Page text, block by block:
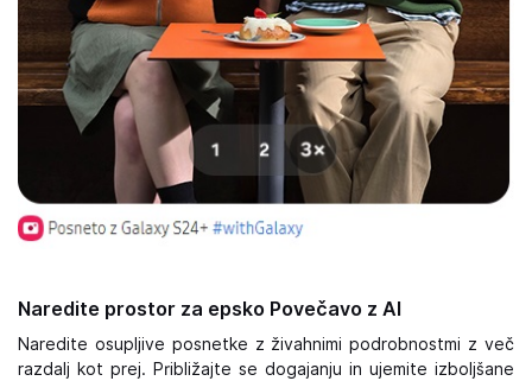
Naredite prostor za epsko Povečavo z AI
Naredite osupljive posnetke z živahnimi podrobnostmi z več
razdalj kot prej. Približajte se dogajanju in ujemite izboljšane